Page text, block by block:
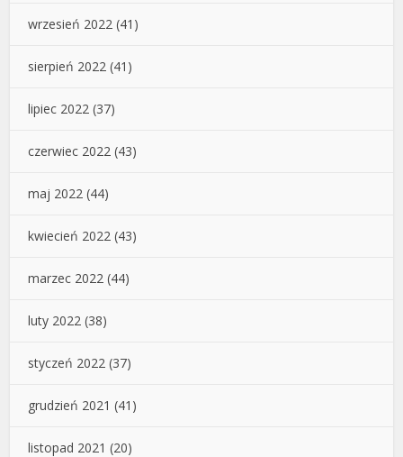
wrzesień 2022 (41)
sierpień 2022 (41)
lipiec 2022 (37)
czerwiec 2022 (43)
maj 2022 (44)
kwiecień 2022 (43)
marzec 2022 (44)
luty 2022 (38)
styczeń 2022 (37)
grudzień 2021 (41)
listopad 2021 (20)